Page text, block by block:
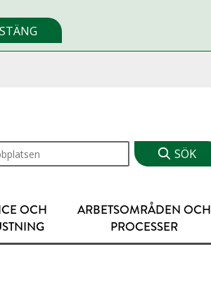
STÄNG
OCH
ARBETSOMRÅDEN OCH
PROCESSER